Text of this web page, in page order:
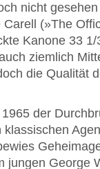
nicht
(»The
Kanone 33
ziemlich
die Qualität
der
jungen George